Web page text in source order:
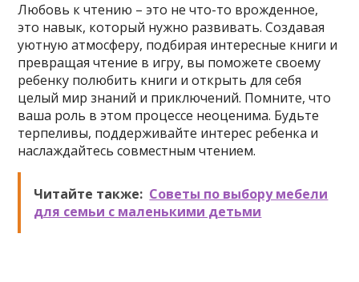
Любовь к чтению – это не что-то врожденное,
это навык, который нужно развивать. Создавая
уютную атмосферу, подбирая интересные книги и
превращая чтение в игру, вы поможете своему
ребенку полюбить книги и открыть для себя
целый мир знаний и приключений. Помните, что
ваша роль в этом процессе неоценима. Будьте
терпеливы, поддерживайте интерес ребенка и
наслаждайтесь совместным чтением.
Читайте также: Советы по выбору мебели
для семьи с маленькими детьми